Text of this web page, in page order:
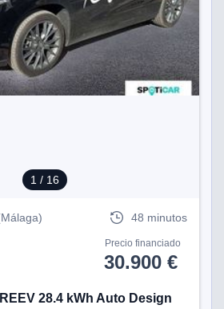
1 / 16
48 minutos
Precio financiado
30.900 €
28.4 kWh Auto Design